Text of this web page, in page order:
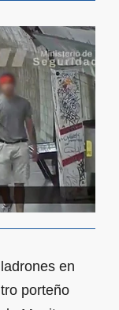
en
porteño